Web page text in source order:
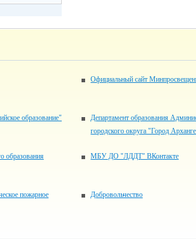
Официальный сайт
образование"
Департамент образования
городского округа "Город
образования
МБУ ДО "ЛДДТ" ВКонтакте
пожарное
Добровольчество